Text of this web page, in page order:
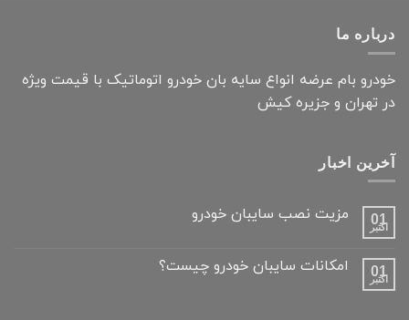
درباره ما
خودرو بام عرضه انواع سایه بان خودرو اتوماتیک با قیمت ویژه
در تهران و جزیره کیش
آخرین اخبار
01
اکتبر
مزیت نصب سایبان خودرو
01
اکتبر
امکانات سایبان خودرو چیست؟